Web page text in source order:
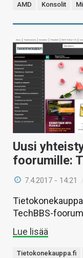
AMD Konsolit
Uusi
foorumille:
7.4.2017 - 14:21
TechBBS-
Lue lisää
Tietokonekauppa.fi